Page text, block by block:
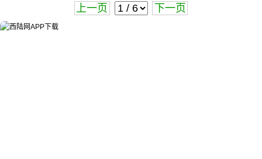
上一页 下一页